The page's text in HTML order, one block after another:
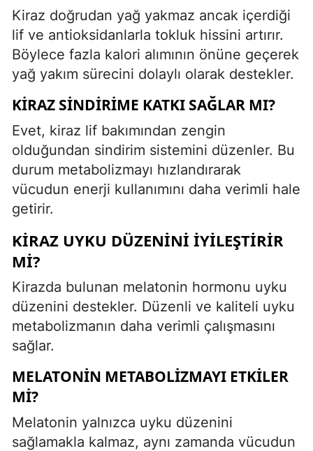
Kiraz doğrudan yağ yakmaz ancak içerdiği
lif ve antioksidanlarla tokluk hissini artırır.
Böylece fazla kalori alımının önüne geçerek
yağ yakım sürecini dolaylı olarak destekler.
KIRAZ SINDIRIME KATKI SAĞLAR MI?
Evet, kiraz lif bakımından zengin
olduğundan sindirim sistemini düzenler. Bu
durum metabolizmayı hızlandırarak
vücudun enerji kullanımını daha verimli hale
getirir.
KIRAZ UYKU DÜZENINI İYILEŞTIRIR
MI?
Kirazda bulunan melatonin hormonu uyku
düzenini destekler. Düzenli ve kaliteli uyku
metabolizmanın daha verimli çalışmasını
sağlar.
MELATONIN METABOLIZMAYI ETKILER
MI?
Melatonin yalnızca uyku düzenini
sağlamakla kalmaz, aynı zamanda vücudun